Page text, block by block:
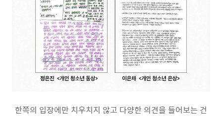
한쪽의 입장에만 치우치지 않고 다양한 의견을 들어보는 건